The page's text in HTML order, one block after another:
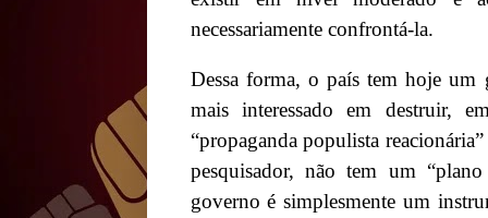
necessariamente confrontá-la.
Dessa forma, o país tem hoje
mais interessado em destruir,
“propaganda populista
pesquisador, não tem um
governo é simplesmente um